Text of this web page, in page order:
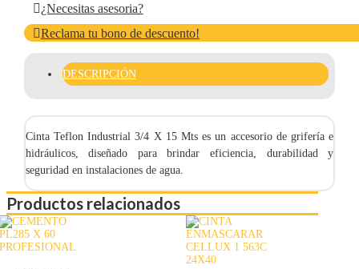
¿Necesitas asesoria?
Reclama tu bono de descuento!
DESCRIPCIÓN
Cinta Teflon Industrial 3/4 X 15 Mts es un accesorio de grifería e
hidráulicos, diseñado para brindar eficiencia, durabilidad y
seguridad en instalaciones de agua.
Productos relacionados